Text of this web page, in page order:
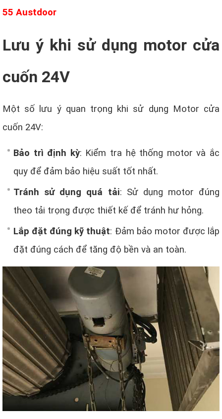
55 Austdoor
Lưu ý khi sử dụng motor cửa
cuốn 24V
Một số lưu ý quan trọng khi sử dụng Motor cửa
cuốn 24V:
Bảo trì định kỳ: Kiểm tra hệ thống motor và ắc
quy để đảm bảo hiệu suất tốt nhất.
Tránh sử dụng quá tải: Sử dụng motor đúng
theo tải trọng được thiết kế để tránh hư hỏng.
Lắp đặt đúng kỹ thuật: Đảm bảo motor được lắp
đặt đúng cách để tăng độ bền và an toàn.